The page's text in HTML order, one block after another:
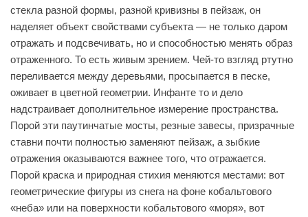
стекла разной формы, разной кривизны в пейзаж, он
наделяет объект свойствами субъекта — не только даром
отражать и подсвечивать, но и способностью менять образ
отраженного. То есть живым зрением. Чей-то взгляд ртутно
переливается между деревьями, просыпается в песке,
оживает в цветной геометрии. Инфанте то и дело
надстраивает дополнительное измерение пространства.
Порой эти паутинчатые мосты, резные завесы, призрачные
ставни почти полностью заменяют пейзаж, а зыбкие
отражения оказываются важнее того, что отражается.
Порой краска и природная стихия меняются местами: вот
геометрические фигуры из снега на фоне кобальтового
«неба» или на поверхности кобальтового «моря», вот